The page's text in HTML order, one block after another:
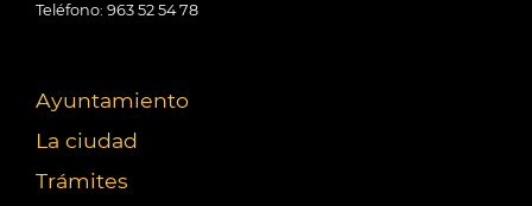
Teléfono: 963 52 54 78
Ayuntamiento
La ciudad
Trámites